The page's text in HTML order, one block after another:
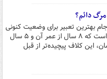
مرگ دائم؟
بهترین تعبیر برای وضعیت کنونی
توافق هسته‌ای است که ۸ سال از عمر آن و ۵ سال
این کلاف پیچیده‌تر از قبل